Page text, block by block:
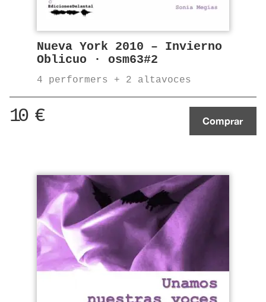
Nueva York 2010 – Invierno
Oblicuo · osm63#2
4 performers + 2 altavoces
10 € Comprar